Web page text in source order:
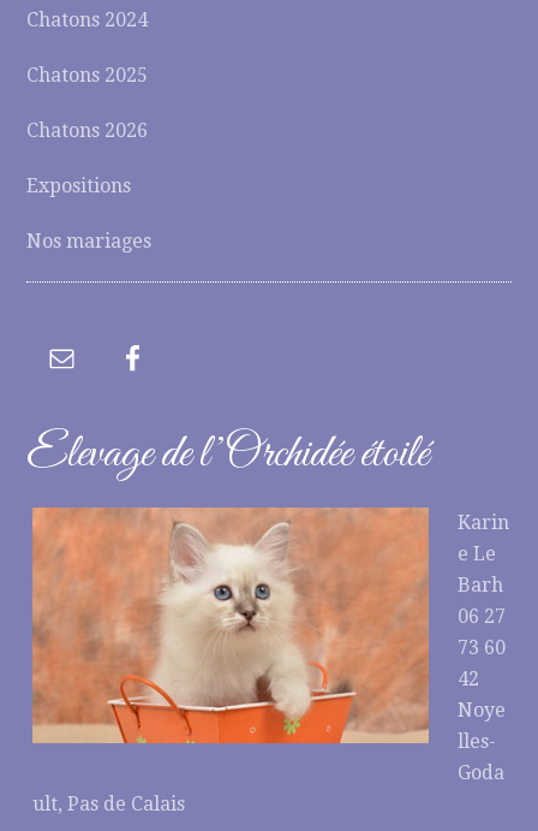
Chatons 2024
Chatons 2025
Chatons 2026
Expositions
Nos mariages
Elevage de l’Orchidée étoilé
Karin
e Le
Barh
06 27
73 60
42
Noye
lles-
Goda
ult, Pas de Calais